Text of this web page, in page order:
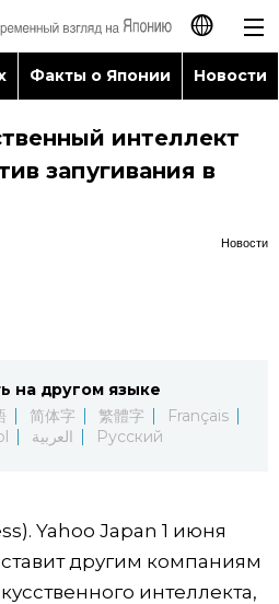
日本語
English
العربية
Факты о Японии Новости
интеллект
запугивания в
Новости
на другом языке
简体字 繁體字
Français
العربية Русский
Yahoo Japan 1 июня
другим компаниям
интеллекта,